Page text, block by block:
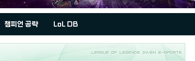
챔피언 공략 LoL DB